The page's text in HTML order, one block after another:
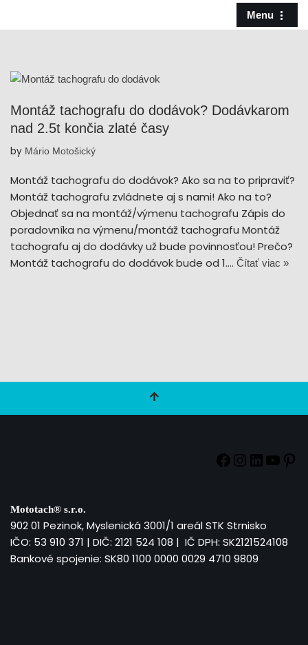
obsah
Menu
Montáž tachografu do dodávok? Dodávkarom
nad 2.5t končia zlaté časy
by Mário Motošický
Montáž tachografu do dodávok? Ako sa na to pripraviť?
Montáž tachografu zvládnete aj s nami! Ako na to?
Objednať sa na montáž/výmenu tachografu Zápis do
poradovníka na výmenu/montáž tachografu Montáž
tachografu aj do dodávky už bude povinnosťou! Prečo?
Montáž tachografu do dodávok bude od 1.… Čítať viac »
Mototach® s.r.o.
902 01 Pezinok, Myslenická 3001/1 areál STK Strnisko
IČO: 53 910 371 | DIČ: 2121 524 108 | IČ DPH: SK2121524108
Bankové spojenie: SK80 1100 0000 0029 4710 9809